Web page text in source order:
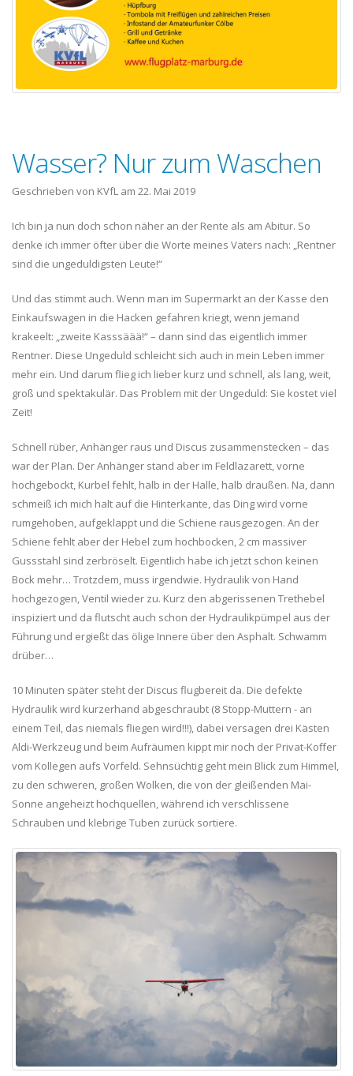
Wasser? Nur zum Waschen
Geschrieben von KVfL am 22. Mai 2019
Ich bin ja nun doch schon näher an der Rente als am Abitur. So
denke ich immer öfter über die Worte meines Vaters nach: „Rentner
sind die ungeduldigsten Leute!“
Und das stimmt auch. Wenn man im Supermarkt an der Kasse den
Einkaufswagen in die Hacken gefahren kriegt, wenn jemand
krakeelt: „zweite Kasssäää!“ – dann sind das eigentlich immer
Rentner. Diese Ungeduld schleicht sich auch in mein Leben immer
mehr ein. Und darum flieg ich lieber kurz und schnell, als lang, weit,
groß und spektakulär. Das Problem mit der Ungeduld: Sie kostet viel
Zeit!
Schnell rüber, Anhänger raus und Discus zusammenstecken – das
war der Plan. Der Anhänger stand aber im Feldlazarett, vorne
hochgebockt, Kurbel fehlt, halb in der Halle, halb draußen. Na, dann
schmeiß ich mich halt auf die Hinterkante, das Ding wird vorne
rumgehoben, aufgeklappt und die Schiene rausgezogen. An der
Schiene fehlt aber der Hebel zum hochbocken, 2 cm massiver
Gussstahl sind zerbröselt. Eigentlich habe ich jetzt schon keinen
Bock mehr… Trotzdem, muss irgendwie. Hydraulik von Hand
hochgezogen, Ventil wieder zu. Kurz den abgerissenen Trethebel
inspiziert und da flutscht auch schon der Hydraulikpümpel aus der
Führung und ergießt das ölige Innere über den Asphalt. Schwamm
drüber…
10 Minuten später steht der Discus flugbereit da. Die defekte
Hydraulik wird kurzerhand abgeschraubt (8 Stopp-Muttern - an
einem Teil, das niemals fliegen wird!!!), dabei versagen drei Kästen
Aldi-Werkzeug und beim Aufräumen kippt mir noch der Privat-Koffer
vom Kollegen aufs Vorfeld. Sehnsüchtig geht mein Blick zum Himmel,
zu den schweren, großen Wolken, die von der gleißenden Mai-
Sonne angeheizt hochquellen, während ich verschlissene
Schrauben und klebrige Tuben zurück sortiere.